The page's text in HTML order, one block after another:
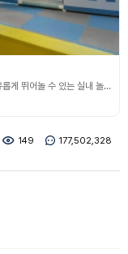
외부 환경요인(미세먼지, 날씨 등)의 제약 없이 아이들이 자유롭게 뛰어놀 수 있는 실내 놀이공간 운영으로 정서인성체력 등이 필요한 유아들에게 다양한 체험기회를 제공하고 아동의 놀 권리 증진을 위한 시설이다. 이곳은 영유아 놀이 시설로 연나이 7세 이하 입학 전 아동만 이용이 가능하다. 이용 시 온라인 예약을 한 후 방문을 해야 하며 현장 접수 및 전화예약은 불가능하다.
149 177,502,328